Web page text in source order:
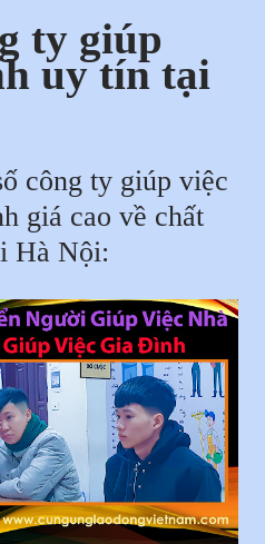
ty giúp
uy tín tại
công ty giúp việc
giá cao về chất
Hà Nội: